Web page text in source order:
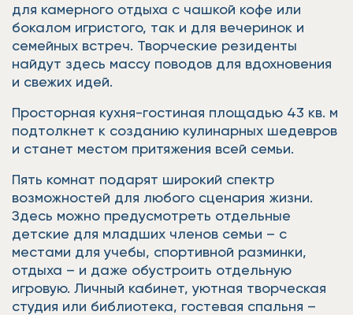
для камерного отдыха с чашкой кофе или
бокалом игристого, так и для вечеринок и
семейных встреч. Творческие резиденты
найдут здесь массу поводов для вдохновения
и свежих идей.
Просторная кухня-гостиная площадью 43 кв. м
подтолкнет к созданию кулинарных шедевров
и станет местом притяжения всей семьи.
Пять комнат подарят широкий спектр
возможностей для любого сценария жизни.
Здесь можно предусмотреть отдельные
детские для младших членов семьи – с
местами для учебы, спортивной разминки,
отдыха – и даже обустроить отдельную
игровую. Личный кабинет, уютная творческая
студия или библиотека, гостевая спальня –